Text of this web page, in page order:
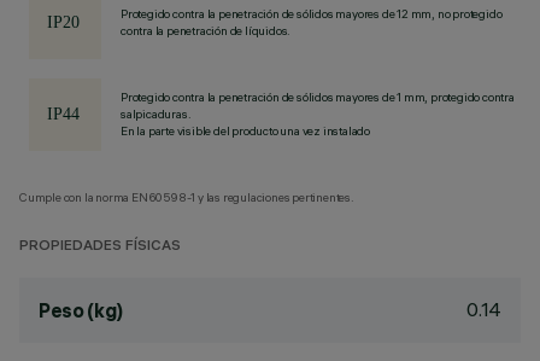
Protegido contra la penetración de sólidos mayores de 12 mm, no protegido
contra la penetración de líquidos.
Protegido contra la penetración de sólidos mayores de 1 mm, protegido contra
salpicaduras.
En la parte visible del producto una vez instalado
Cumple con la norma EN60598-1 y las regulaciones pertinentes.
PROPIEDADES FÍSICAS
Peso (kg) 0.14